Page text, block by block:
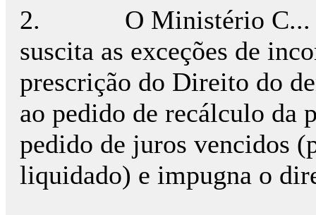
2.
O Ministério C...
suscita as exceções de
prescrição do Direito do
ao pedido de recálculo da
pedido de juros vencidos
liquidado) e impugna o